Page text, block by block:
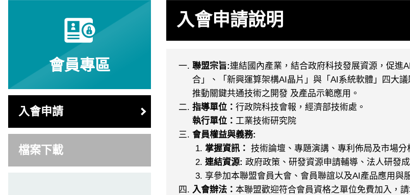
會員專區
入會申請
檔案下載
入會申請說明
聯盟宗旨:連結國內產業，結合政府科技發展資源，促進
合」、「新興運算架構AI晶片」與「AI系統軟體」四大
推動關鍵共通技術之開發 及產品示範應用。
指導單位： 行政院科技會報，經濟部技術處。
執行單位： 工業技術研究院
會員權益與義務:
掌握資訊： 技術論壇、專題演講、專利佈局及市場分
連結資源: 政府政策、研發資源申請輔導、法人研發
享參加本聯盟會員大會、會員聯誼以及AI產品應用與
入會辦法： 本聯盟歡迎符合會員資格之單位免費加入，